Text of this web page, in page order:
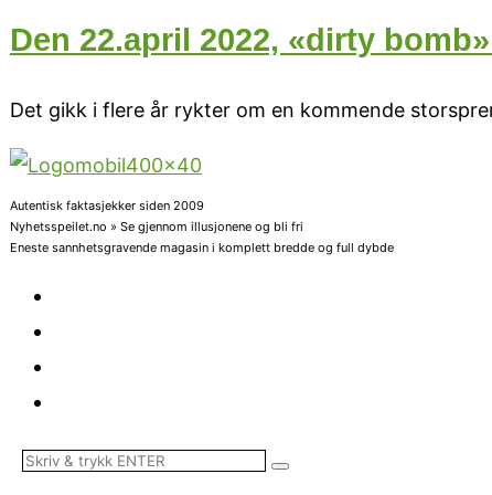
Den 22.april 2022, «dirty
Det gikk i flere år rykter om en kommende
Autentisk faktasjekker siden 2009
Nyhetsspeilet.no » Se gjennom illusjonene og bli fri
Eneste sannhetsgravende magasin i komplett bredde og full dybde